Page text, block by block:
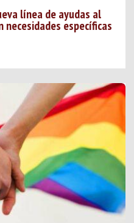
línea de ayudas al
específicas